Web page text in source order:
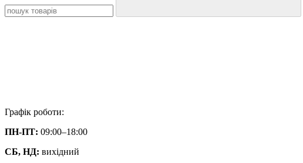
Графік роботи:
ПН-ПТ: 09:00–18:00
СБ, НД: вихідний